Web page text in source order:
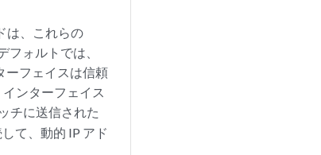
は、これらの
ォルトでは、
ーフェイスは信頼
ンターフェイス
チに送信された
て、動的 IP アド